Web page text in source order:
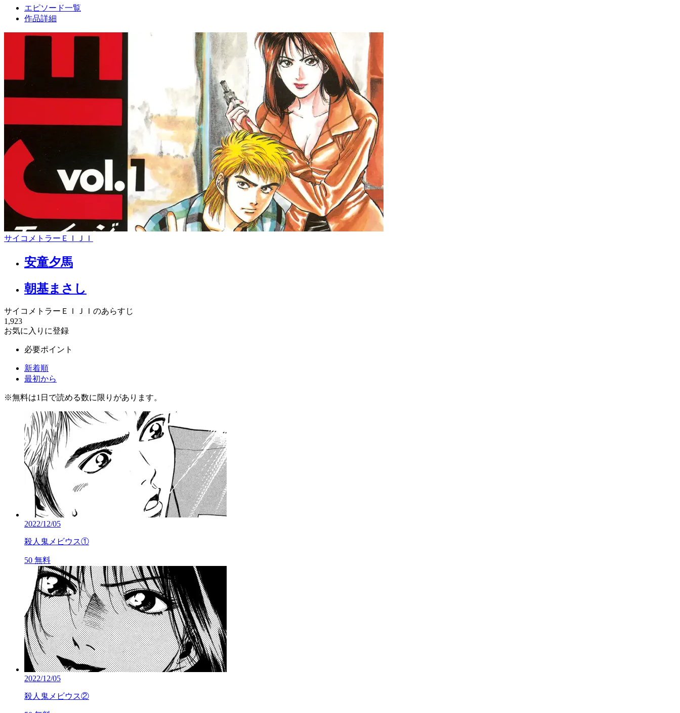
エピソード一覧
作品詳細
サイコメトラーＥＩＪＩ
安童夕馬
朝基まさし
サイコメトラーＥＩＪＩのあらすじ
1,923
お気に入りに登録
必要ポイント
新着順
最初から
※無料は1日で読める数に限りがあります。
2022/12/05
殺人鬼メビウス①
50 無料
2022/12/05
殺人鬼メビウス②